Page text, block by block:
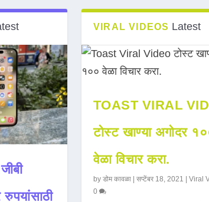
VIRAL VIDEOS Latest
TOAST VIRAL
टोस्ट खाण्या अगोदर
वेळा विचार करा.
by डोम कावळा| सप्टेंबर 18, 2021 Viral
0